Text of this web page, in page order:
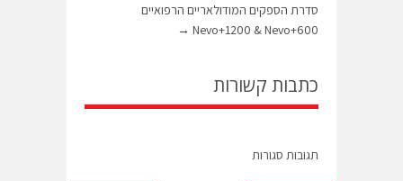
סדרת הספקים המודולאריים הרפואיים
Nevo+1200 & Nevo+600
→
כתבות קשורות
תגובות סגורות